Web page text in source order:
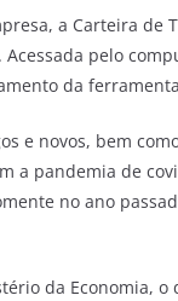
a Carteira de
pelo
da
e novos, bem
a pandemia de
no ano
da Economia,